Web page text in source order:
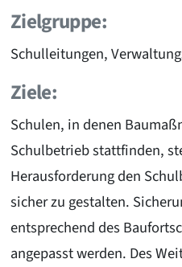
Zielgruppe:
Schulleitungen,
Ziele:
Schulen, in denen
Schulbetrieb stattfinden,
Herausforderung den
sicher zu gestalten.
entsprechend des
angepasst werden. Des